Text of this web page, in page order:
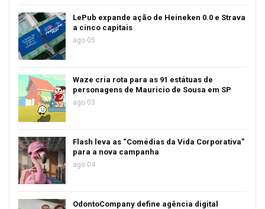
LePub expande ação de Heineken 0.0 e Strava
a cinco capitais
ago 05
Waze cria rota para as 91 estátuas de
personagens de Mauricio de Sousa em SP
ago 03
Flash leva as “Comédias da Vida Corporativa”
para a nova campanha
ago 04
OdontoCompany define agência digital